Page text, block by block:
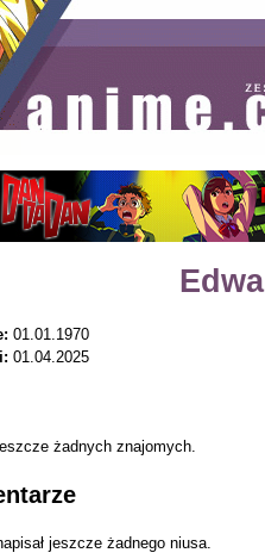
01.01.1970
01.04.2025
żadnych znajomych.
jeszcze żadnego niusa.